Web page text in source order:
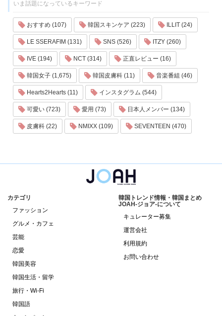
いま話題になっているキーワード
おすすめ (107) 韓国スキンケア (223) ILLIT (24)
LE SSERAFIM (131) SNS (526) ITZY (260)
IVE (194) NCT (314) 正直レビュー (16)
韓国女子 (1,675) 韓国皮膚科 (11) 音楽番組 (46)
Hearts2Hearts (11) インスタグラム (544)
可愛い (723) 愛用 (73) 日本人メンバー (134)
皮膚科 (22) NMIXX (109) SEVENTEEN (470)
カテゴリ
ファッション
グルメ・カフェ
芸能
恋愛
韓国美容
韓国生活・留学
旅行・Wi-Fi
韓国語
韓国トレンド情報・韓国まとめ
JOAH-ジョア-について
キュレーター募集
運営会社
利用規約
お問い合わせ